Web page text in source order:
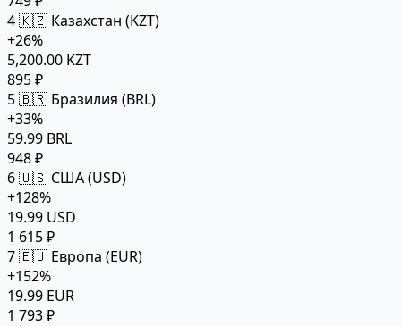
4🇰🇿 Казахстан (KZT)
+26%
5,200.00 KZT
895 ₽
5🇧🇷 Бразилия (BRL)
+33%
59.99 BRL
948 ₽
6🇺🇸 США (USD)
+128%
19.99 USD
1 615 ₽
7🇪🇺 Европа (EUR)
+152%
19.99 EUR
1 793 ₽